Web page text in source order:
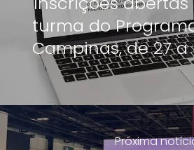
turma do
Campinas, de 27 a
Próxima